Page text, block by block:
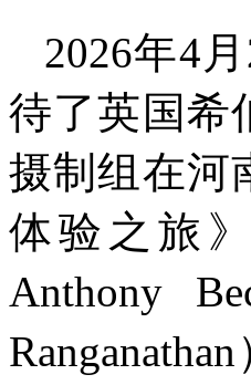
2026年4
待了英国希
摄制组在河
体验之旅
Anthony